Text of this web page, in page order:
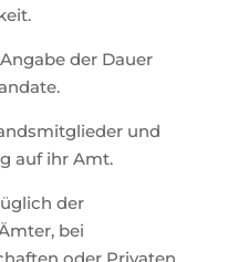
der Dauer
und
auf ihr Amt.
der
bei